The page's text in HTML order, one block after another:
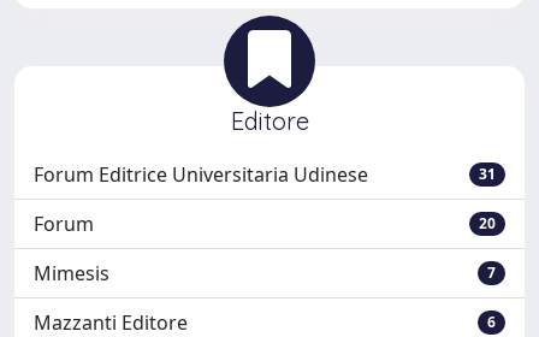
Editore
Forum Editrice Universitaria Udinese 31
Forum 20
Mimesis 7
Mazzanti Editore 6